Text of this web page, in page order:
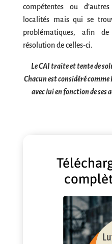
compétentes ou
localités mais qui se
problématiques, afin
résolution de celles-ci.
Le CAI traite et tente de
Chacun est considéré
avec lui en fonction de ses